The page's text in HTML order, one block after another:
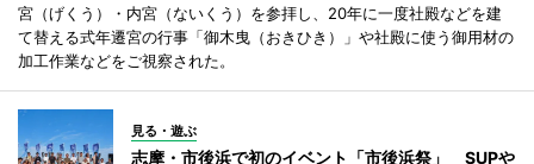
宮（げくう）・内宮（ないくう）を参拝し、20年に一度社殿などを建
て替える式年遷宮の行事「御木曳（おきひき）」や社殿に使う御用材の
加工作業などをご視察された。
見る・遊ぶ
志摩・市後浜で初のイベント「市後浜祭」 SUPや